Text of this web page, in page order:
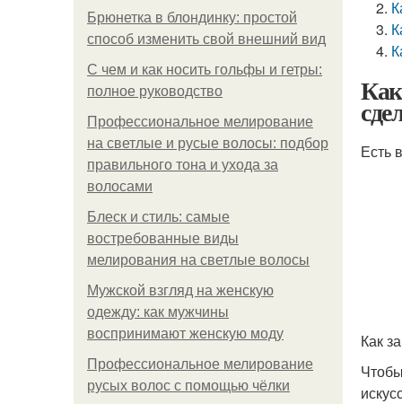
Брюнетка в блондинку: простой
способ изменить свой внешний вид
С чем и как носить гольфы и гетры:
полное руководство
Профессиональное мелирование
на светлые и русые волосы: подбор
правильного тона и ухода за
волосами
Блеск и стиль: самые
востребованные виды
мелирования на светлые волосы
Мужской взгляд на женскую
одежду: как мужчины
воспринимают женскую моду
Профессиональное мелирование
русых волос с помощью чёлки
Есть
Как